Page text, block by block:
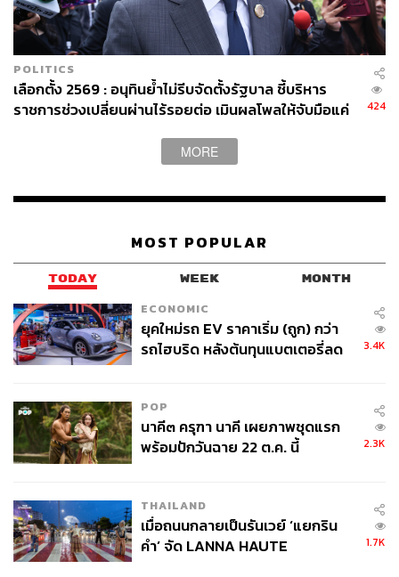
POLITICS
เลือกตั้ง 2569 : อนุทินย้ำไม่รีบจัดตั้งรัฐบาล ชี้บริหาร
ราชการช่วงเปลี่ยนผ่านไร้รอยต่อ เมินผลโพลให้จับมือแค่
424
MORE
MOST POPULAR
TODAY WEEK MONTH
ECONOMIC
ยุคใหม่รถ EV ราคาเริ่ม (ถูก) กว่า
รถไฮบริด หลังต้นทุนแบตเตอรี่ลด
3.4K
POP
นาคี๓ ครุฑา นาคี เผยภาพชุดแรก
พร้อมปักวันฉาย 22 ต.ค. นี้
2.3K
THAILAND
เมื่อถนนกลายเป็นรันเวย์ ‘แยกริน
คำ’ จัด LANNA HAUTE
1.7K